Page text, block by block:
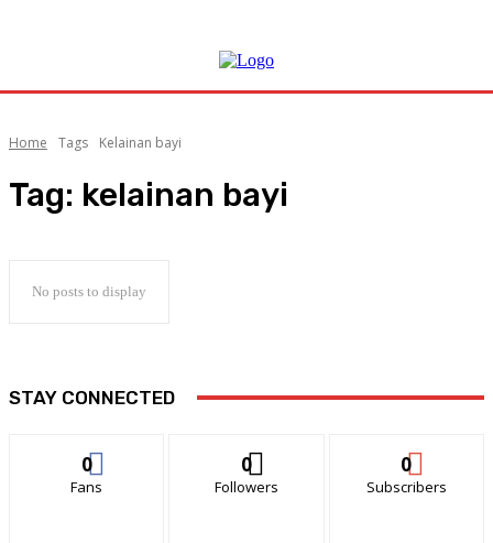
Home Tags Kelainan bayi
Tag: kelainan bayi
No posts to display
STAY CONNECTED
0
Fans
0
Followers
0
Subscribers